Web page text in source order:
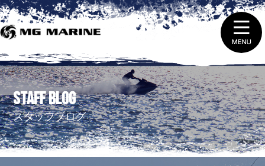
1.ニュース＆トピックス
2.船舶免許取得 ・ 免許証の更新と失効
3.販売（新艇＆中古艇）
STAFF BLOG
スタッフブログ